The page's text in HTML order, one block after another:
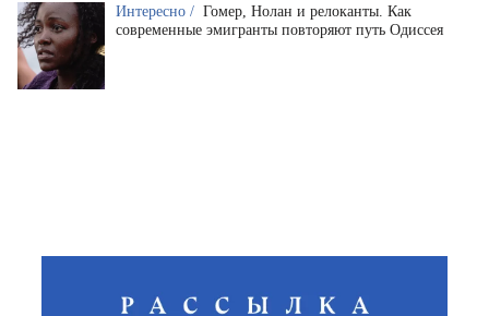
Интересно / Гомер, Нолан и релоканты. Как
современные эмигранты повторяют путь Одиссея